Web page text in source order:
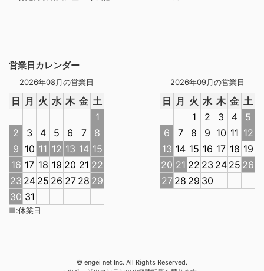
営業日カレンダー
2026年08月の営業日
日 月 火 水 木 金 土
1
2
3 4 5 6 7
8
9 10 11 12 13 14 15
16 17 18 19 20 21 22
23 24 25 26 27 28 29
30 31
2026年09月の営業日
日 月 火 水 木 金 土
1
2 3 4
5
6
7 8 9 10 11 12
13 14 15 16 17 18 19
20 21 22 23 24 25 26
27 28 29 30
■:休業日
© engei net Inc. All Rights Reserved.